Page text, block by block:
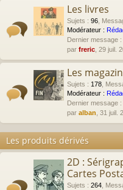
Les livres
Sujets : 96
Modérateur :
Dernier message :
par freric , 29 juil.
Les
Sujets : 178
Modérateur :
Dernier message :
par alban , 31 juil.
Les produits dérivés
2D :
Cartes
Sujets : 264